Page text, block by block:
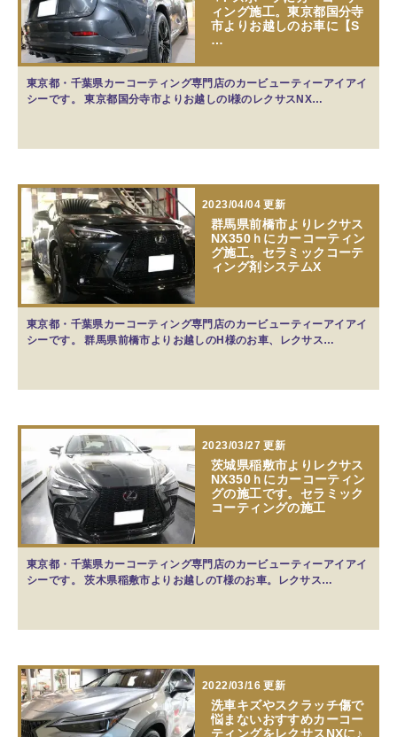
ィング施工。東京都国分寺
市よりお越しのお車に【S
…
東京都・千葉県カーコーティング専門店のカービューティーアイアイ
シーです。 東京都国分寺市よりお越しのI様のレクサスNX…
2023/04/04 更新
群馬県前橋市よりレクサス
NX350ｈにカーコーティン
グ施工。セラミックコーテ
ィング剤システムX
東京都・千葉県カーコーティング専門店のカービューティーアイアイ
シーです。 群馬県前橋市よりお越しのH様のお車、レクサス…
2023/03/27 更新
茨城県稲敷市よりレクサス
NX350ｈにカーコーティン
グの施工です。セラミック
コーティングの施工
東京都・千葉県カーコーティング専門店のカービューティーアイアイ
シーです。 茨木県稲敷市よりお越しのT様のお車。レクサス…
2022/03/16 更新
洗車キズやスクラッチ傷で
悩まないおすすめカーコー
ティングをレクサスNXに♪